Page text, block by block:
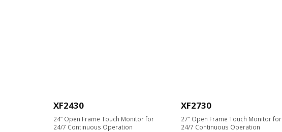
XF2430
24” Open Frame Touch Monitor for
24/7 Continuous Operation
XF2730
27” Open Frame Touch Monitor for
24/7 Continuous Operation